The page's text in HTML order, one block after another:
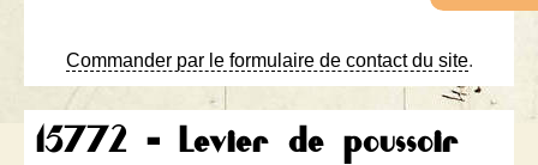
Commander par le formulaire de contact du site.
15772 - Levier de poussoir